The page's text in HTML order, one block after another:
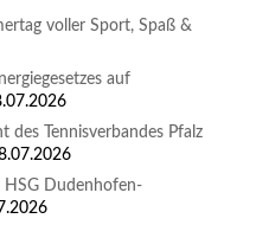
voller Sport, Spaß &
auf
des Tennisverbandes Pfalz
Dudenhofen-